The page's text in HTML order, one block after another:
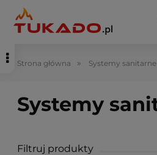
Strona główna » Systemy sanitarne
Filtruj produkty